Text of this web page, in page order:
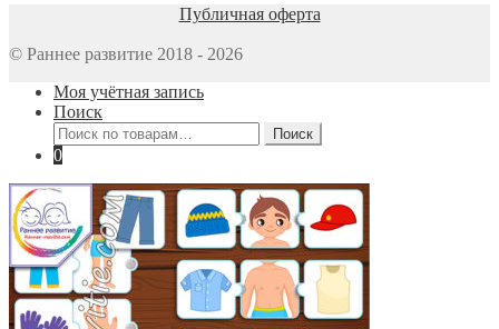
Публичная оферта
© Раннее развитие 2018 - 2026
Моя учётная запись
Поиск
Искать:
Поиск
0